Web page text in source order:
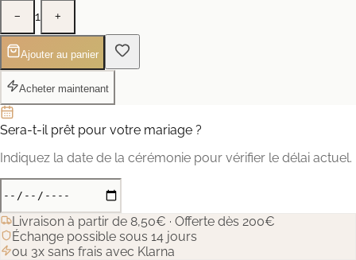
− 1 +
Ajouter au panier
Acheter maintenant
Sera-t-il prêt pour votre mariage ?
Indiquez la date de la cérémonie pour vérifier le délai actuel.
Livraison à partir de 8,50€ · Offerte dès 200€
Échange possible sous 14 jours
ou 3x sans frais avec Klarna